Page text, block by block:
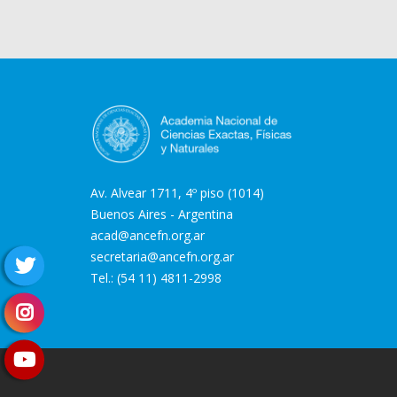
Av. Alvear 1711, 4º piso (1014)
Buenos Aires - Argentina
acad@ancefn.org.ar
secretaria@ancefn.org.ar
Tel.: (54 11) 4811-2998